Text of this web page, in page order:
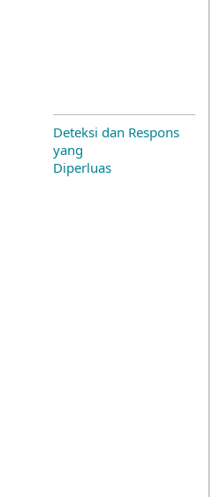
Deteksi dan Respons
yang
Diperluas